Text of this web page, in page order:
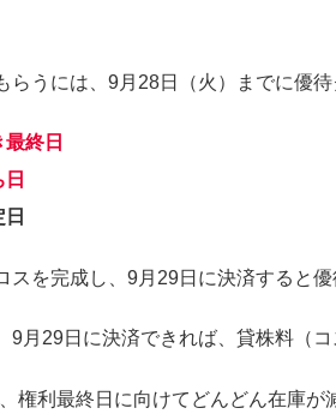
うには、9月28日（火）までに優待
終日
を完成し、9月29日に決済すると優
月29日に決済できれば、貸株料（コ
権利最終日に向けてどんどん在庫が